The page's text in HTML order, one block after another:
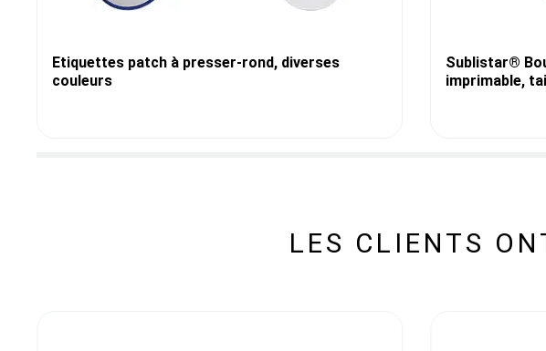
Etiquettes patch à presser-rond, diverses
couleurs
Sublistar®
imprimable,
LES CLIENTS